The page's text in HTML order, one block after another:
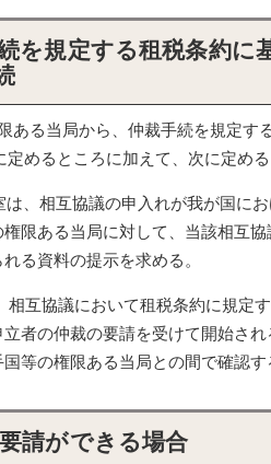
規定する租税条約に
ある当局から、仲裁手続を規定す
めるところに加えて、次に定める
、相互協議の申入れが我が国に
限ある当局に対して、当該相互
る資料の提示を求める。
互協議において租税条約に規定
者の仲裁の要請を受けて開始さ
等の権限ある当局との間で確認す
請ができる場合